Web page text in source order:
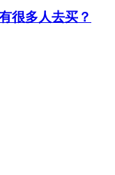
很多人去买？